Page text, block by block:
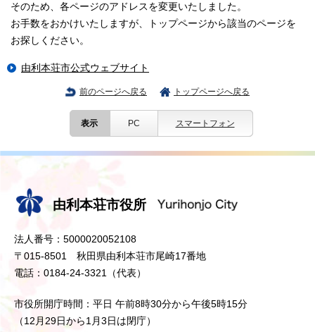
そのため、各ページのアドレスを変更いたしました。
お手数をおかけいたしますが、トップページから該当のページを
お探しください。
由利本荘市公式ウェブサイト
前のページへ戻る トップページへ戻る
表示 PC スマートフォン
由利本荘市役所
法人番号：5000020052108
〒015-8501 秋田県由利本荘市尾崎17番地
電話：0184-24-3321（代表）
市役所開庁時間：平日 午前8時30分から午後5時15分
（12月29日から1月3日は閉庁）